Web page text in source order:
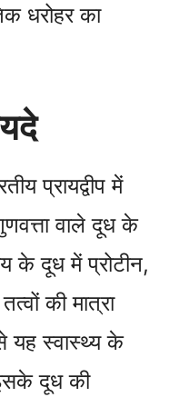
धरोहर का
प्रायद्वीप में
वाले दूध के
के दूध में प्रोटीन,
की मात्रा
यह स्वास्थ्य के
दूध की